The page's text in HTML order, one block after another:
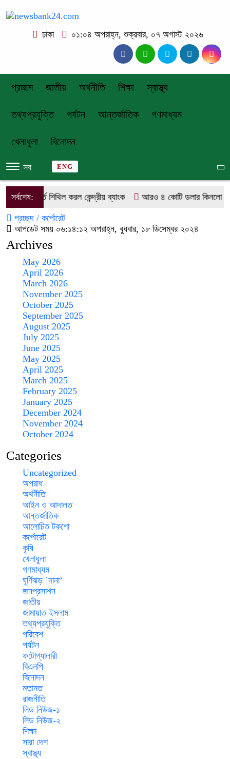
ঢাকা ০১:০৪ অপরাহ্ন, শুক্রবার, ০৭ অগাস্ট ২০২৬
প্রচ্ছদ জাতীয় অর্থনীতি শিক্ষা স্বাস্থ্য
তথ্যপ্রযুক্তি পর্যটন আন্তর্জাতিক গণমাধ্যম
খেলাধুলা বিনোদন
সব ENG
সর্বশেষ:
শর্ত শিথিল করল কেন্দ্রীয় ব্যাংক আরও ৪ কোটি ডলার কিনলো
প্রচ্ছদ / কর্পোরেট
আপডেট সময় ০৬:১৪:১২ অপরাহ্ন, বুধবার, ১৮ ডিসেম্বর ২০২৪
Archives
May 2026
April 2026
March 2026
November 2025
October 2025
September 2025
August 2025
July 2025
June 2025
May 2025
April 2025
March 2025
February 2025
January 2025
December 2024
November 2024
October 2024
Categories
Uncategorized
অপরাধ
অর্থনীতি
আইন ও আদালত
আন্তর্জাতিক
আলোচিত টকশো
কর্পোরেট
কৃষি
খেলাধুলা
গণমাধ্যম
ঘূর্ণিঝড় `দানা’
জনপ্রসাশন
জাতীয়
জামায়াত ইসলাম
তথ্যপ্রযুক্তি
পরিবেশ
পর্যটন
ফটোগ্যালারী
বিএনপি
বিনোদন
মতামত
রাজনীতি
লিড নিউজ-১
লিড নিউজ-২
শিক্ষা
সারা দেশ
স্বাস্থ্য